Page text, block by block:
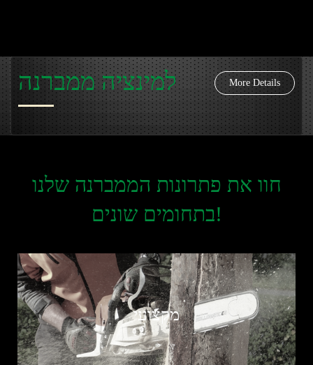
למינציה ממברנה More Details
חוו את פתרונות הממברנה שלנו
בתחומים שונים!
מקצועי